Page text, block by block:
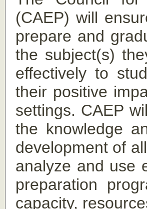
(CAEP) will
prepare and
the subject(s)
effectively to
their positive
settings. CAEP
the knowledge
development of
analyze and use
preparation
capacity,